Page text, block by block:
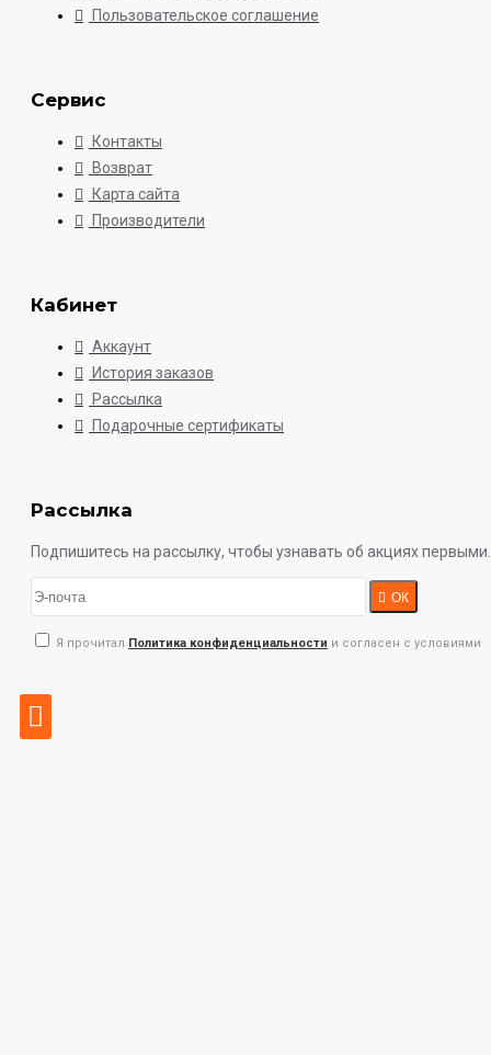
Пользовательское соглашение
Сервис
Контакты
Возврат
Карта сайта
Производители
Кабинет
Аккаунт
История заказов
Рассылка
Подарочные сертификаты
Рассылка
Подпишитесь на рассылку, чтобы узнавать об акциях первыми.
ОК
Я прочитал Политика конфиденциальности и согласен с условиями